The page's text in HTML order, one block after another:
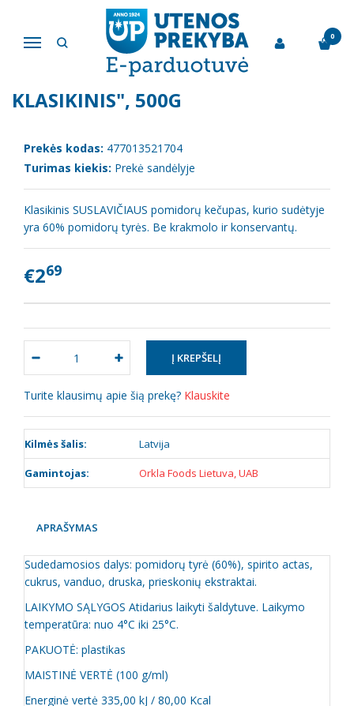
Navigacija
0
Kečupai, padažai, krienai, garstyčios
Kečupas "Suslavičiaus klasikinis", 500g
KEČUPAS "SUSLAVIČIAUS
KLASIKINIS", 500G
Prekės kodas: 477013521704
Turimas kiekis: Prekė sandėlyje
Klasikinis SUSLAVIČIAUS pomidorų kečupas, kurio sudėtyje
yra 60% pomidorų tyrės. Be krakmolo ir konservantų.
€269
Turite klausimų apie šią prekę? Klauskite
Kilmės šalis: Latvija
Gamintojas: Orkla Foods Lietuva, UAB
APRAŠYMAS
Sudedamosios dalys: pomidorų tyrė (60%), spirito actas,
cukrus, vanduo, druska, prieskonių ekstraktai.
LAIKYMO SĄLYGOS Atidarius laikyti šaldytuve. Laikymo
temperatūra: nuo 4°C iki 25°C.
PAKUOTĖ: plastikas
MAISTINĖ VERTĖ (100 g/ml)
Energinė vertė 335,00 kJ / 80,00 Kcal